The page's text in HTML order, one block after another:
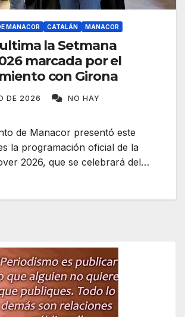
MANACOR CATALÁN MANACOR
la Setmana
marcada por el
con Girona
DE 2026
NO HAY
de Manacor presentó este
la programación oficial de la
2026, que se celebrará del…